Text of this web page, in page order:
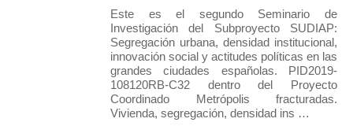
Este es el segundo Seminario de
Investigación del Subproyecto SUDIAP:
Segregación urbana, densidad institucional,
innovación social y actitudes políticas en las
grandes ciudades españolas. PID2019-
108120RB-C32 dentro del Proyecto
Coordinado Metrópolis fracturadas.
Vivienda, segregación, densidad ins …